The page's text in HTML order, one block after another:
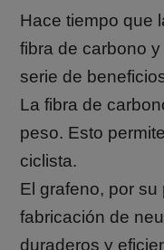
Hace tiempo que
fibra de carbono
serie de
La fibra de
peso. Esto
ciclista.
El grafeno, por
fabricación de
duraderos y